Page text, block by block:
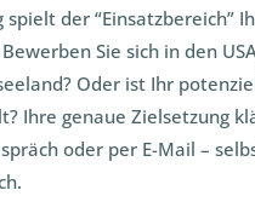
der “Einsatzbereich”
Sie sich in den
Oder ist Ihr
Ihre genaue Zielsetzung
oder per E-Mail –